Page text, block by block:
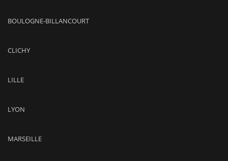
BOULOGNE-BILLANCOURT
CLICHY
LILLE
LYON
MARSEILLE